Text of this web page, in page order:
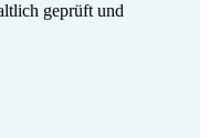
geprüft und